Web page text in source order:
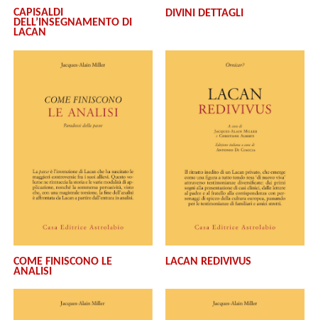
CAPISALDI
DELL’INSEGNAMENTO DI
LACAN
DIVINI DETTAGLI
COME FINISCONO LE
ANALISI
LACAN REDIVIVUS